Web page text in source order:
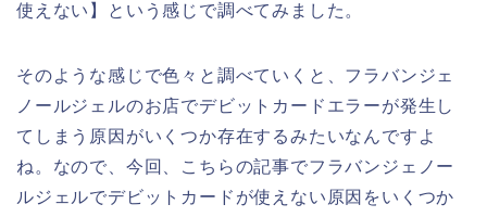
使えない】という感じで調べてみました。
そのような感じで色々と調べていくと、フラバンジェ
ノールジェルのお店でデビットカードエラーが発生し
てしまう原因がいくつか存在するみたいなんですよ
ね。なので、今回、こちらの記事でフラバンジェノー
ルジェルでデビットカードが使えない原因をいくつか